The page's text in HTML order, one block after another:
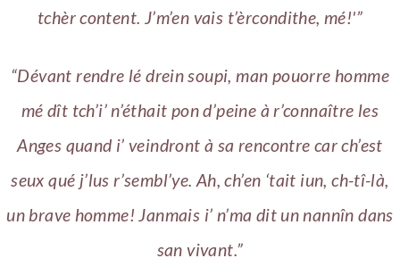
tchèr content. J’m’en vais t’èrcondithe, mé!'”
“Dévant rendre lé drein soupi, man pouorre homme
mé dît tch’i’ n’éthait pon d’peine à r’connaître les
Anges quand i’ veindront à sa rencontre car ch’est
seux qué j’lus r’sembl’ye. Ah, ch’en ‘tait iun, ch-tî-là,
un brave homme! Janmais i’ n’ma dit un nannîn dans
san vivant.”